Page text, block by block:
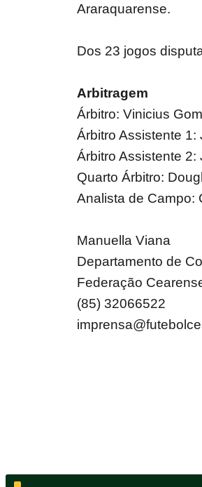
Araraquarense.
Dos 23 jogos
Arbitragem
Árbitro: Vinicius
Árbitro Assistente
Árbitro Assistente
Quarto Árbitro:
Analista de Campo:
Manuella Viana
Departamento de
Federação
(85) 32066522